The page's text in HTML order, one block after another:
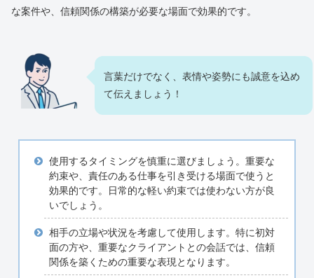
な案件や、信頼関係の構築が必要な場面で効果的です。
言葉だけでなく、表情や姿勢にも誠意を込め
て伝えましょう！
使用するタイミングを慎重に選びましょう。重要な
約束や、責任のある仕事を引き受ける場面で使うと
効果的です。日常的な軽い約束では使わない方が良
いでしょう。
相手の立場や状況を考慮して使用します。特に初対
面の方や、重要なクライアントとの会話では、信頼
関係を築くための重要な表現となります。